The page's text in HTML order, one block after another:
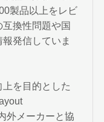
製品以上をレビ
互換性問題や国
発信していま
を目的とした
外メーカーと協